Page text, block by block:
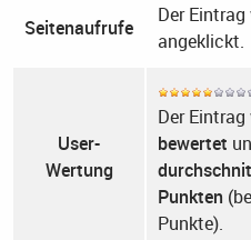
Seitenaufrufe
Der
angeklickt.
User-
Wertung
Der
bewertet
Punkten
Punkte).